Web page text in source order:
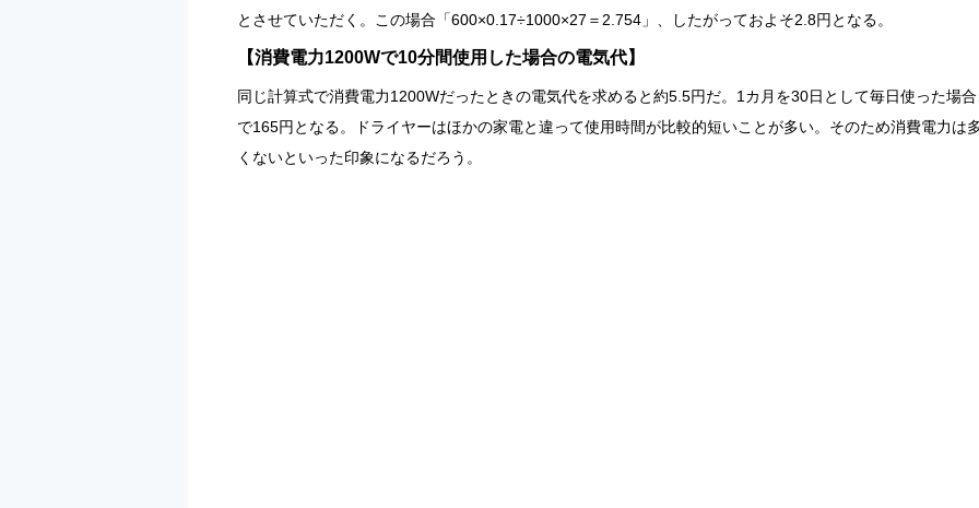
とさせていただく。この場合「600×0.17÷1000×27＝2.754」、したがっておよそ2.8円となる。
【消費電力1200Wで10分間使用した場合の電気代】
同じ計算式で消費電力1200Wだったときの電気代を求めると約5.5円だ。1カ月を30日として毎日使った場
で165円となる。ドライヤーはほかの家電と違って使用時間が比較的短いことが多い。そのため消費電力は
くないといった印象になるだろう。